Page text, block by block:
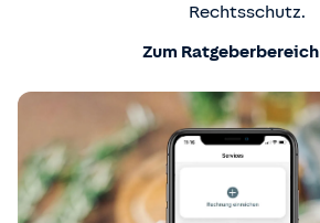
Rechtsschutz.
Zum Ratgeberbereich